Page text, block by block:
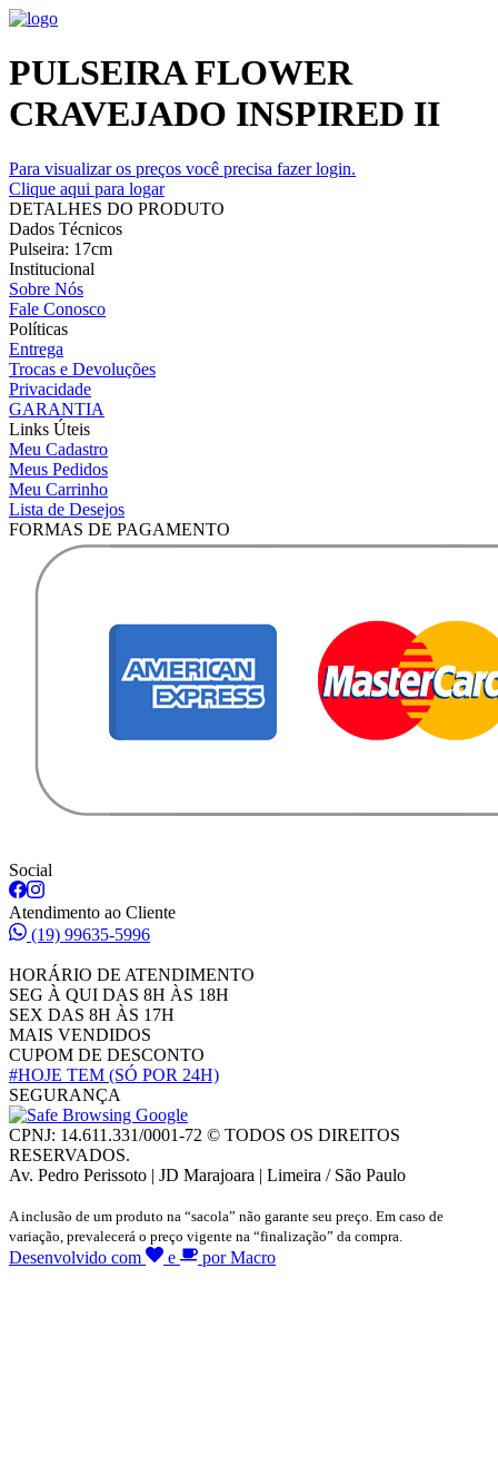
PULSEIRA FLOWER
CRAVEJADO INSPIRED II
Para visualizar os preços você precisa fazer login.
Clique aqui para logar
DETALHES DO PRODUTO
Dados Técnicos
Pulseira: 17cm
Institucional
Sobre Nós
Fale Conosco
Políticas
Entrega
Trocas e Devoluções
Privacidade
GARANTIA
Links Úteis
Meu Cadastro
Meus Pedidos
Meu Carrinho
Lista de Desejos
FORMAS DE PAGAMENTO
Social
Atendimento ao Cliente
(19) 99635-5996
HORÁRIO DE ATENDIMENTO
SEG À QUI DAS 8H ÀS 18H
SEX DAS 8H ÀS 17H
MAIS VENDIDOS
CUPOM DE DESCONTO
#HOJE TEM (SÓ POR 24H)
SEGURANÇA
CPNJ: 14.611.331/0001-72 © TODOS OS DIREITOS
RESERVADOS.
Av. Pedro Perissoto | JD Marajoara | Limeira / São Paulo
A inclusão de um produto na “sacola” não garante seu preço. Em caso de
variação, prevalecerá o preço vigente na “finalização” da compra.
Desenvolvido com e por Macro